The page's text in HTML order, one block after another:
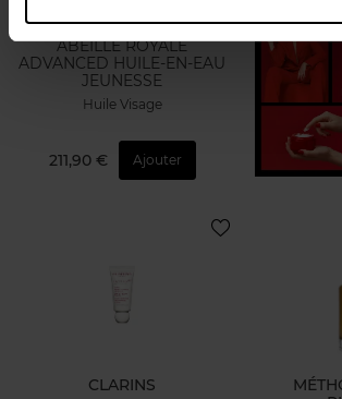
ABEILLE ROYALE
ADVANCED HUILE-EN-EAU
JEUNESSE
Huile Visage
211,90 € Ajouter
CLARINS